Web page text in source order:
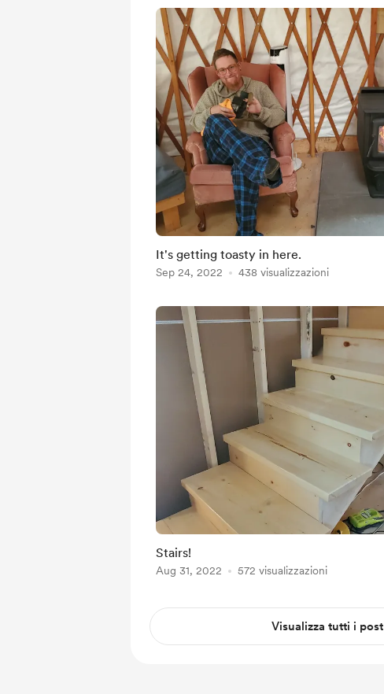
It's getting toasty in here.
Sep 24, 2022 438 visualizzazioni
Stairs!
Aug 31, 2022 572 visualizzazioni
Visualizza tutti i post